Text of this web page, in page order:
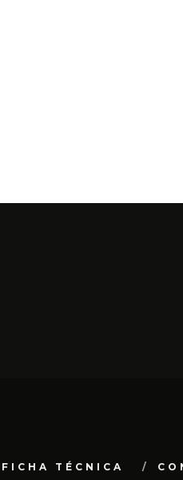
FICHA TÉCNICA